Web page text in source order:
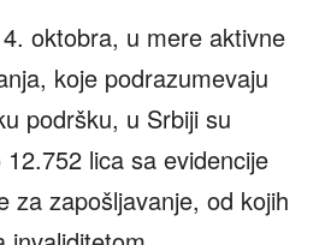
oktobra, u mere aktivne
koje podrazumevaju
podršku, u Srbiji su
lica sa evidencije
za zapošljavanje, od kojih